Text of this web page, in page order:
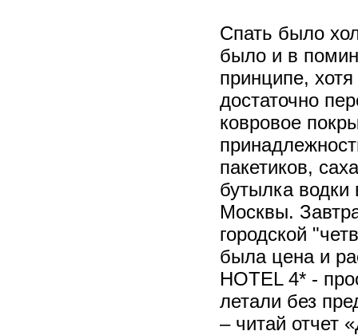
Спать было
было и в
принципе,
достаточно
ковровое
пакетиков,
бутылка водки
Москвы.
городской
была цена и
HOTEL 4* -
летали без
– читай отчет